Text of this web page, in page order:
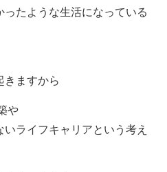
たような生活になっている
きますから
や
ライフキャリアという考え